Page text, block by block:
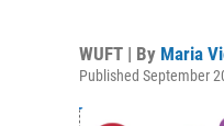
WUFT | By Maria
Published September